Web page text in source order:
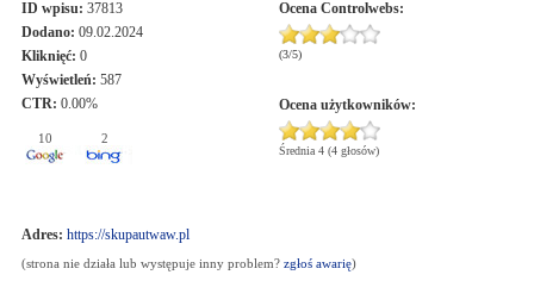
ID wpisu: 37813
Dodano: 09.02.2024
Kliknięć: 0
Wyświetleń: 587
CTR: 0.00%
10 2
Ocena Controlwebs:
(3/5)
Ocena użytkowników:
Średnia 4 (4 głosów)
Adres: https://skupautwaw.pl
(strona nie działa lub występuje inny problem? zgłoś awarię)